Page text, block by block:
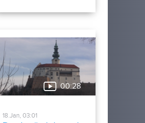
00:28
18.Jan, 03:01